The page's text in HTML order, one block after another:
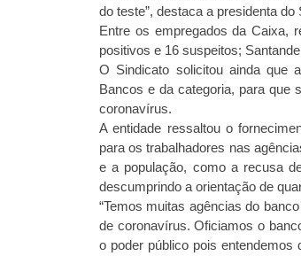
do teste”, destaca a presidenta
Entre os empregados da Caixa,
positivos e 16 suspeitos;
O Sindicato solicitou ainda que
Bancos e da categoria, para que
coronavírus.
A entidade ressaltou o
para os trabalhadores nas
e a população, como a recusa
descumprindo a orientação de
“Temos muitas agências do
de coronavírus. Oficiamos o
o poder público pois